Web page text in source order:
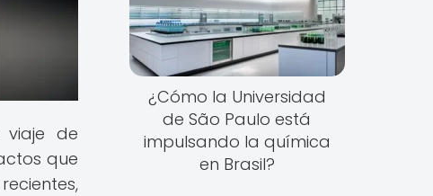
viaje de
que
¿Cómo la Universidad
de São Paulo está
impulsando la química
en Brasil?